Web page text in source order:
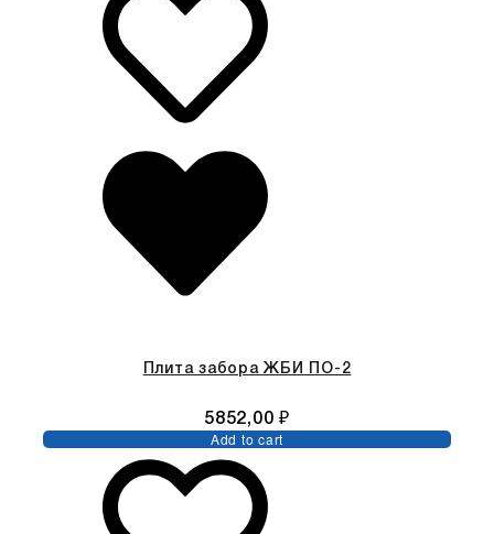
Плита забора ЖБИ ПО-2
5852,00₽
Add to cart